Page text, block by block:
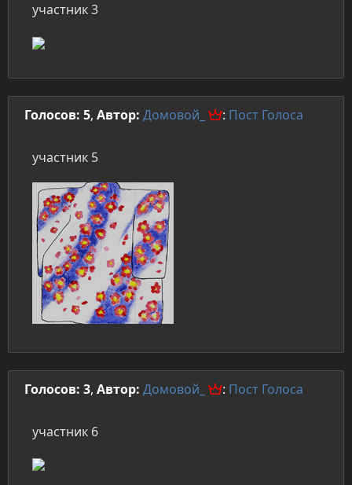
участник 3
Голосов: 5, Автор: Домовой_ : Пост Голоса
участник 5
Голосов: 3, Автор: Домовой_ : Пост Голоса
участник 6